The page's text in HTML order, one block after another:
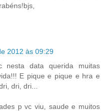
2012 às 09:29
nesta data querida muitas
E pique e pique e hra e
dri, dri...
p vc viu, saude e muitos